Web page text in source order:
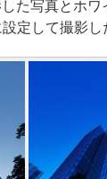
た写真とホワ
定して撮影し